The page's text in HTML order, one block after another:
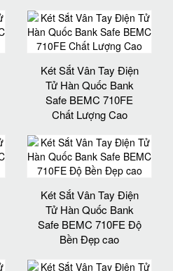
Két Sắt Vân Tay Điện
Tử Hàn Quốc Bank
Safe BEMC 710FE
Chất Lượng Cao
Két Sắt Vân Tay Điện
Tử Hàn Quốc Bank
Safe BEMC 710FE Độ
Bền Đẹp cao